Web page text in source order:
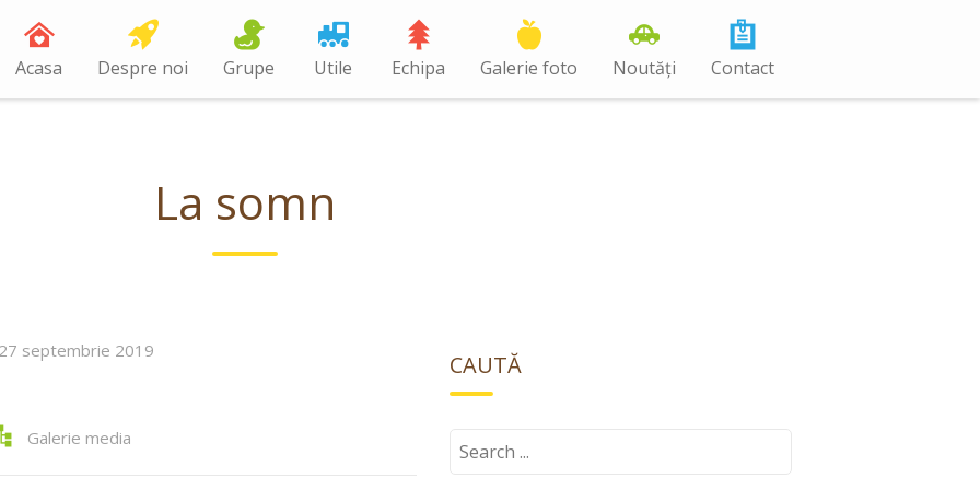
Acasa Despre noi Grupe Utile Echipa Galerie foto Noutăți Contact
La somn
27 septembrie 2019
Galerie media
CAUTĂ
Search